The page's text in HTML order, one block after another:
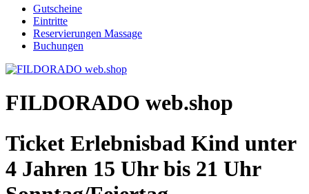
Gutscheine
Eintritte
Reservierungen Massage
Buchungen
FILDORADO web.shop
Ticket Erlebnisbad Kind unter
4 Jahren 15 Uhr bis 21 Uhr